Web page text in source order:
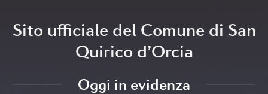
Sito ufficiale del Comune di San
Quirico d’Orcia
Oggi in evidenza